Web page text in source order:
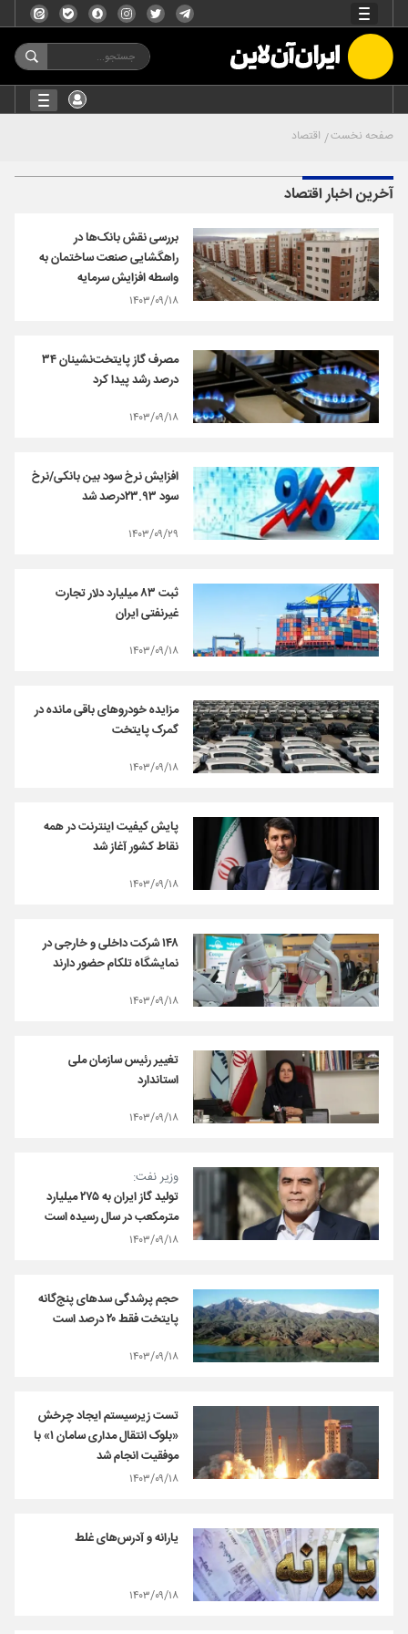
صفحه نخست اقتصاد
آخرین اخبار اقتصاد
بررسی نقش بانک‌ها در
راهگشایی صنعت ساختمان به
واسطه افزایش سرمایه
۱۴۰۳/۰۹/۱۸
مصرف گاز پایتخت‌نشینان ۳۴
درصد رشد پیدا کرد
۱۴۰۳/۰۹/۱۸
افزایش نرخ سود بین بانکی/نرخ
سود ۲۳.۹۳درصد شد
۱۴۰۳/۰۹/۲۹
ثبت ۸۳ میلیارد دلار تجارت
غیرنفتی ایران
۱۴۰۳/۰۹/۱۸
مزایده خودروهای باقی مانده در
گمرک پایتخت
۱۴۰۳/۰۹/۱۸
پایش کیفیت اینترنت در همه
نقاط کشور آغاز شد
۱۴۰۳/۰۹/۱۸
۱۴۸ شرکت داخلی و خارجی در
نمایشگاه تلکام حضور دارند
۱۴۰۳/۰۹/۱۸
تغییر رئیس سازمان ملی
استاندارد
۱۴۰۳/۰۹/۱۸
وزیر نفت:
تولید گاز ایران به ۲۷۵ میلیارد
مترمکعب در سال رسیده است
۱۴۰۳/۰۹/۱۸
حجم پرشدگی سدهای پنج‌گانه
پایتخت فقط ۲۰ درصد است
۱۴۰۳/۰۹/۱۸
تست زیرسیستم ایجاد چرخش
«بلوک‌ انتقال‌ مداری سامان ۱» با
موفقیت انجام شد
۱۴۰۳/۰۹/۱۸
یارانه و آدرس‌‌های غلط
۱۴۰۳/۰۹/۱۸